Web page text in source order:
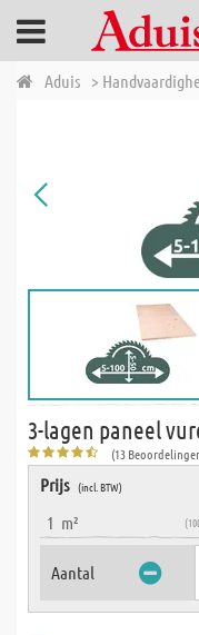
Aduis >
3-lagen paneel
(13
Prijs (incl. BTW)
1 m²
Aantal